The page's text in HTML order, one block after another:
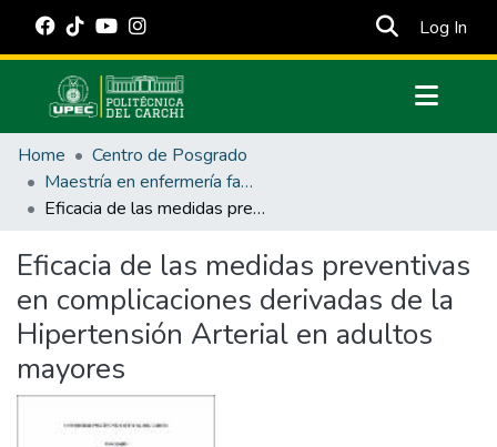
Log In
Communities & Collections
All of DSpace
Statistics
Estadísticas Externas
Manuales
Home
Centro de Posgrado
Maestría en enfermería familiar y comunitaria
Eficacia de las medidas preventivas en complicaciones derivadas de la Hipertensión Arterial en adultos mayores
Eficacia de las medidas preventivas
en complicaciones derivadas de la
Hipertensión Arterial en adultos
mayores